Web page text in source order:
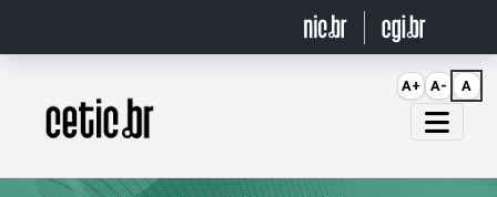
Página inicial
A+ A- A